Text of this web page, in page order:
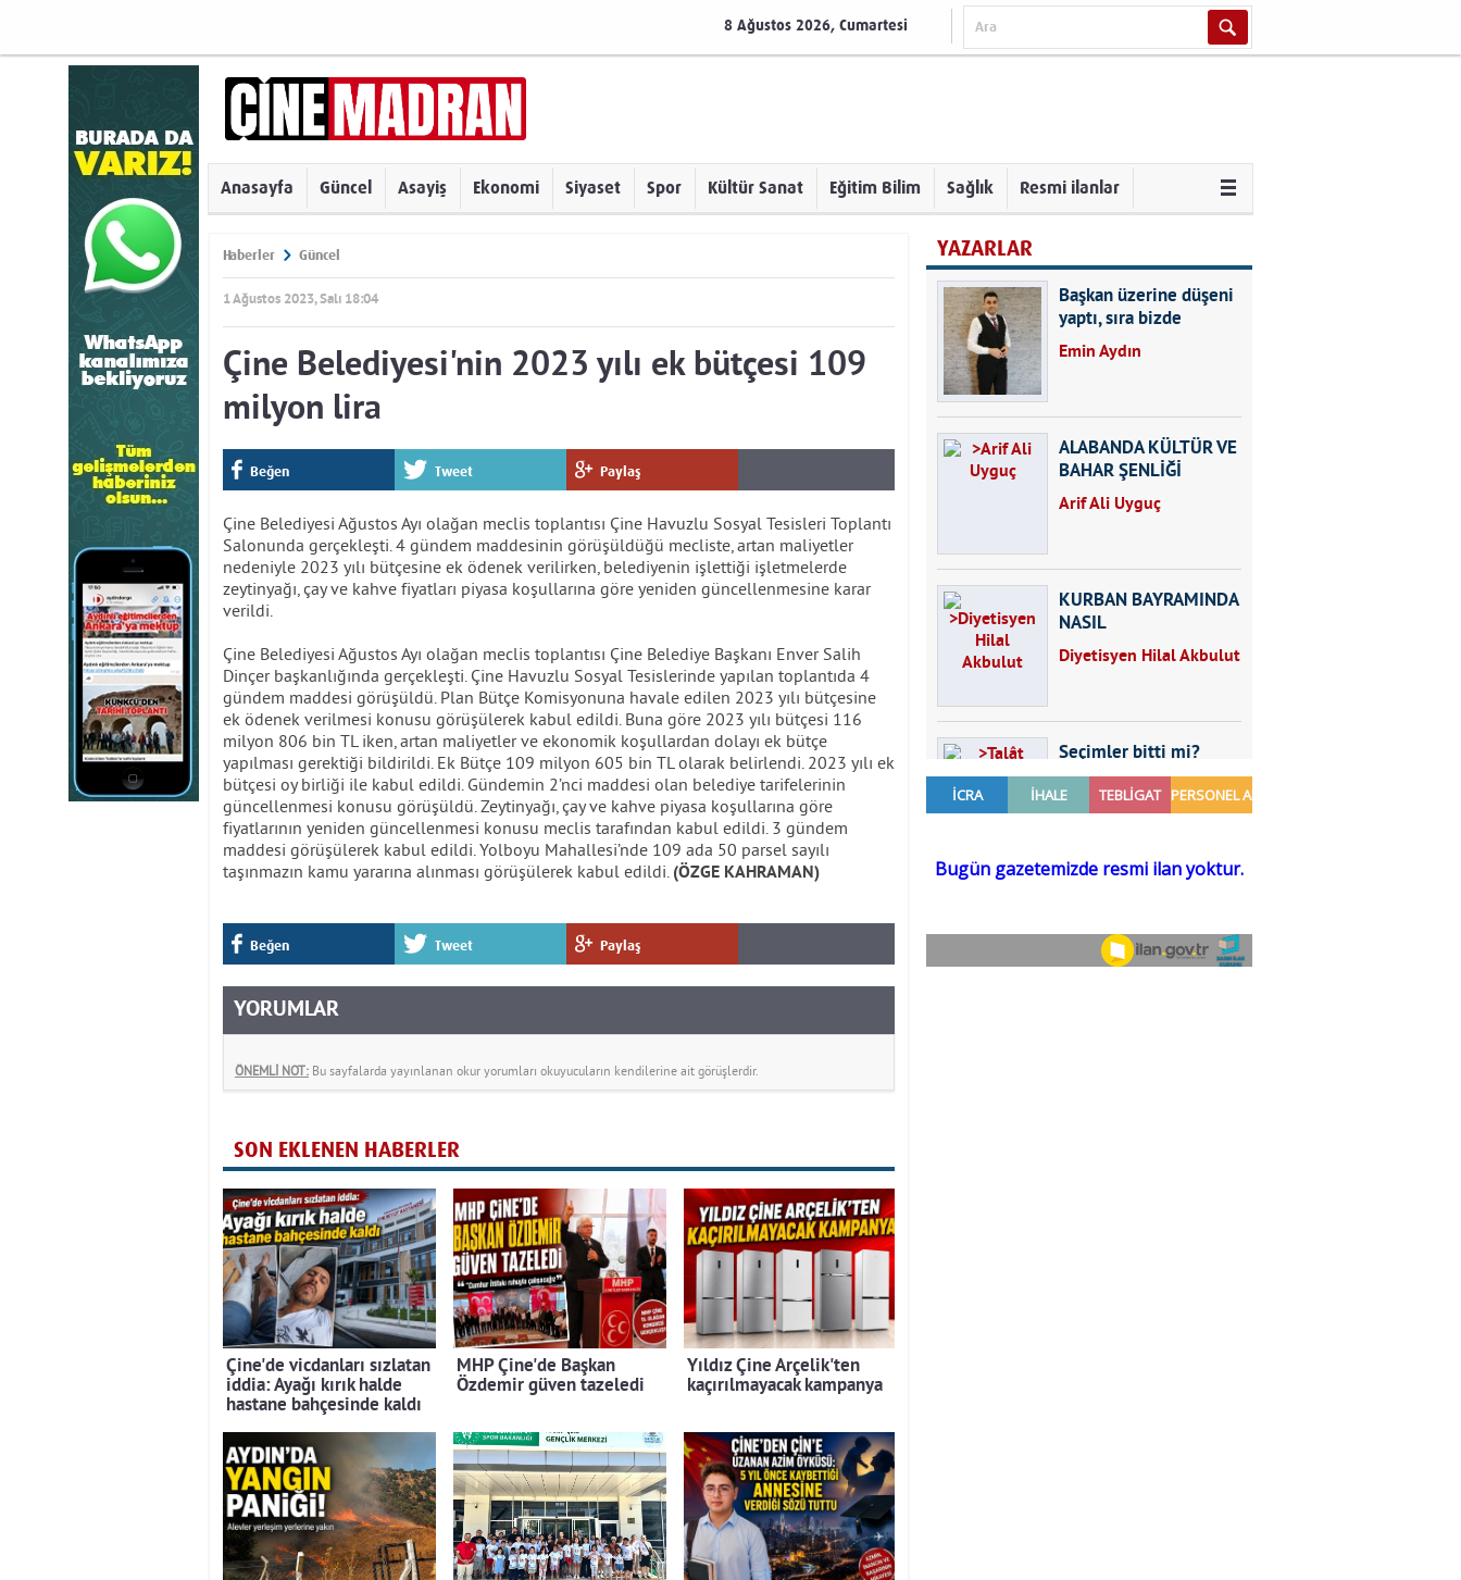
8 Ağustos 2026, Cumartesi
Anasayfa Güncel Asayiş Ekonomi Siyaset Spor Kültür Sanat Eğitim Bilim Sağlık Resmi ilanlar
Haberler Güncel
1 Ağustos 2023, Salı 18:04
Çine Belediyesi'nin 2023 yılı ek bütçesi 109
milyon lira
Beğen Tweet Paylaş
Çine Belediyesi Ağustos Ayı olağan meclis toplantısı Çine Havuzlu Sosyal Tesisleri Toplantı
Salonunda gerçekleşti. 4 gündem maddesinin görüşüldüğü mecliste, artan maliyetler
nedeniyle 2023 yılı bütçesine ek ödenek verilirken, belediyenin işlettiği işletmelerde
zeytinyağı, çay ve kahve fiyatları piyasa koşullarına göre yeniden güncellenmesine karar
verildi.
Çine Belediyesi Ağustos Ayı olağan meclis toplantısı Çine Belediye Başkanı Enver Salih
Dinçer başkanlığında gerçekleşti. Çine Havuzlu Sosyal Tesislerinde yapılan toplantıda 4
gündem maddesi görüşüldü. Plan Bütçe Komisyonuna havale edilen 2023 yılı bütçesine
ek ödenek verilmesi konusu görüşülerek kabul edildi. Buna göre 2023 yılı bütçesi 116
milyon 806 bin TL iken, artan maliyetler ve ekonomik koşullardan dolayı ek bütçe
yapılması gerektiği bildirildi. Ek Bütçe 109 milyon 605 bin TL olarak belirlendi. 2023 yılı ek
bütçesi oy birliği ile kabul edildi. Gündemin 2’nci maddesi olan belediye tarifelerinin
güncellenmesi konusu görüşüldü. Zeytinyağı, çay ve kahve piyasa koşullarına göre
fiyatlarının yeniden güncellenmesi konusu meclis tarafından kabul edildi. 3 gündem
maddesi görüşülerek kabul edildi. Yolboyu Mahallesi’nde 109 ada 50 parsel sayılı
taşınmazın kamu yararına alınması görüşülerek kabul edildi. (ÖZGE KAHRAMAN)
Beğen Tweet Paylaş
YORUMLAR
ÖNEMLİ NOT: Bu sayfalarda yayınlanan okur yorumları okuyucuların kendilerine ait görüşlerdir.
SON EKLENEN HABERLER
Çine'de vicdanları sızlatan
iddia: Ayağı kırık halde
hastane bahçesinde kaldı
MHP Çine'de Başkan
Özdemir güven tazeledi
Yıldız Çine Arçelik'ten
kaçırılmayacak kampanya
YAZARLAR
Başkan üzerine düşeni
yaptı, sıra bizde
Emin Aydın
ALABANDA KÜLTÜR VE
BAHAR ŞENLİĞİ
Arif Ali Uyguç
KURBAN BAYRAMINDA
NASIL
BESLENMELİYİZ?
Diyetisyen Hilal Akbulut
Seçimler bitti mi?
Talât Yörük
Sezgin MADRAN